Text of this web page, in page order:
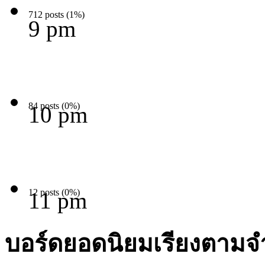
712 posts (1%)
9 pm
84 posts (0%)
10 pm
12 posts (0%)
11 pm
บอร์ดยอดนิยมเรียงตาม